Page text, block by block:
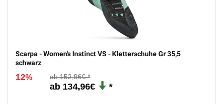
Scarpa - Women's Instinct VS - Kletterschuhe Gr 35,5
schwarz
12% 152,96€
134,96€